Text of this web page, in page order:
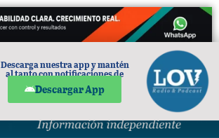
PUBLICIDAD
Descarga nuestra app y mantén
al tanto con notificaciones de
Descargar App